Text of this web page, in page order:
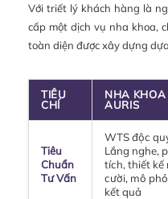
Với triết lý khách hàng là
cấp một dịch vụ nha khoa,
toàn diện được xây dựng
TIÊU
CHÍ
NHA KHOA
AURIS
Tiêu
Chuẩn
Tư Vấn
WTS độc
Lắng nghe,
tích, thiết kế
cười, mô
kết quả